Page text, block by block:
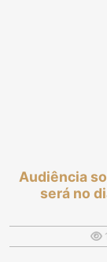
Audiência
será no